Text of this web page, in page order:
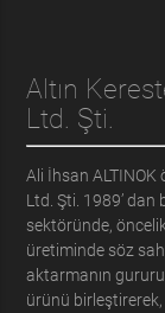
Altın
Ltd. Şti.
Ali İhsan
Ltd. Şti. 1989’
sektöründe,
üretiminde söz
aktarmanın
ürünü